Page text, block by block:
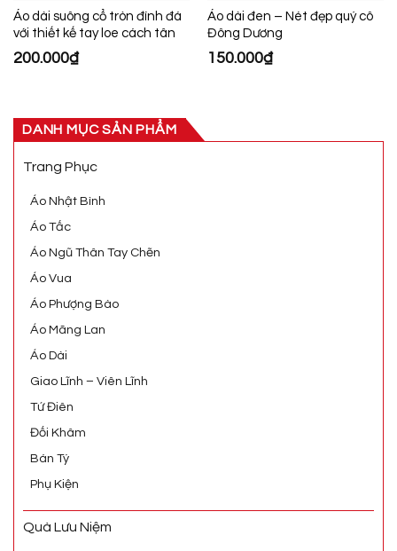
Áo dài suông cổ tròn đính đá
với thiết kế tay loe cách tân
200.000₫
Áo dài đen – Nét đẹp quý cô
Đông Dương
150.000₫
DANH MỤC SẢN PHẨM
Trang Phục
Áo Nhật Bình
Áo Tấc
Áo Ngũ Thân Tay Chẽn
Áo Vua
Áo Phượng Bào
Áo Mãng Lan
Áo Dài
Giao Lĩnh – Viên Lĩnh
Tứ Điên
Đối Khâm
Bán Tý
Phụ Kiện
Quà Lưu Niệm